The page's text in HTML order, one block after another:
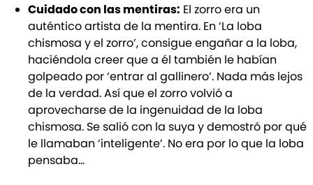
Cuidado con las mentiras: El zorro era un
auténtico artista de la mentira. En ‘La loba
chismosa y el zorro’, consigue engañar a la loba,
haciéndola creer que a él también le habían
golpeado por ‘entrar al gallinero’. Nada más lejos
de la verdad. Así que el zorro volvió a
aprovecharse de la ingenuidad de la loba
chismosa. Se salió con la suya y demostró por qué
le llamaban ‘inteligente’. No era por lo que la loba
pensaba…